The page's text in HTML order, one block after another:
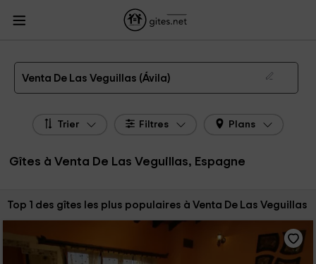
Gites Castille et León
Las Veguillas
Venta De Las Veguillas (Ávila)
Trier Filtres Plans
Gîtes à Venta De Las Veguillas, Espagne
Trier par:
Top 1 des gîtes les plus populaires à Venta De Las Veguillas